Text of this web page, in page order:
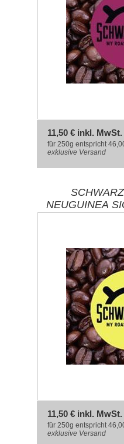
11,50 € inkl. MwSt.
für 250g entspricht
exklusive Versand
NEUGUINEA
11,50 € inkl. MwSt.
für 250g entspricht
exklusive Versand